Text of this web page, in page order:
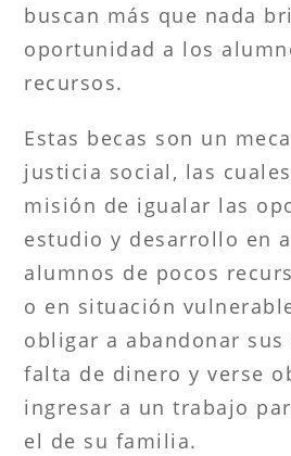
buscan más que nada
oportunidad a los
recursos.
Estas becas son un
justicia social, las
misión de igualar las
estudio y desarrollo en
alumnos de pocos
o en situación
obligar a abandonar
falta de dinero y verse
ingresar a un trabajo
el de su familia.